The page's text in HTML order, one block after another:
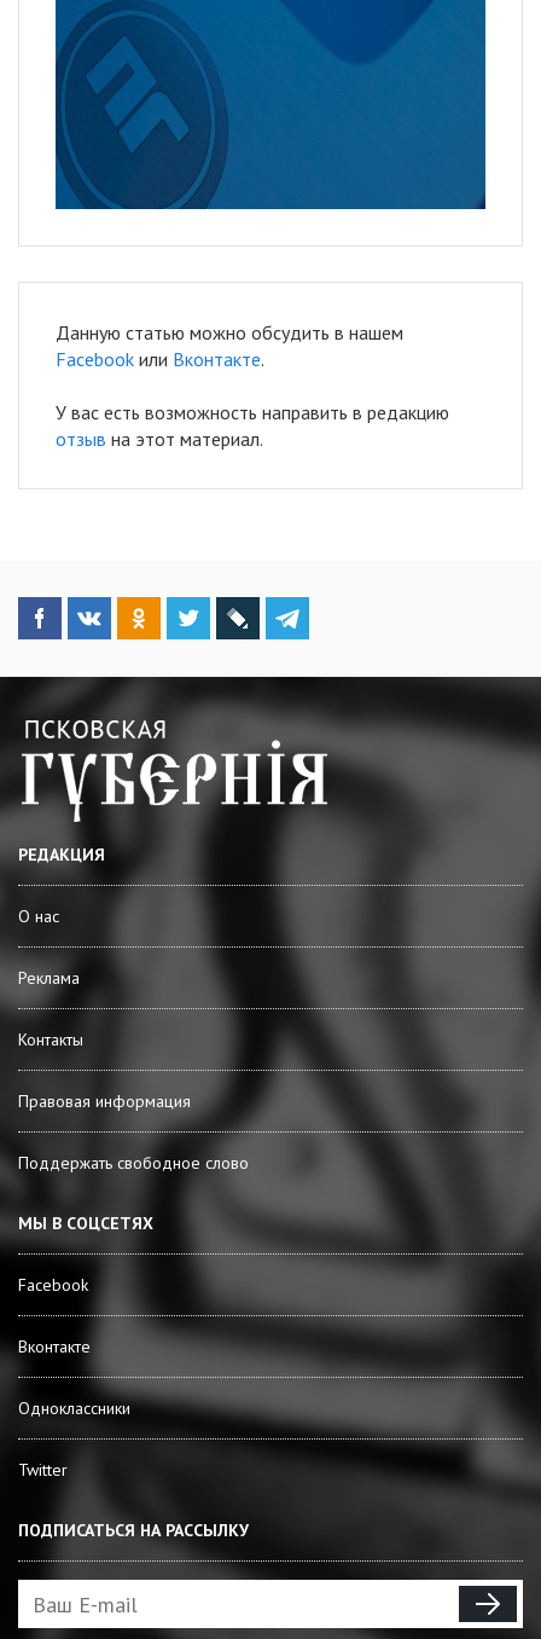
Данную статью можно обсудить в нашем
Facebook или Вконтакте.
У вас есть возможность направить в редакцию
отзыв на этот материал.
РЕДАКЦИЯ
О нас
Реклама
Контакты
Правовая информация
Поддержать свободное слово
МЫ В СОЦСЕТЯХ
Facebook
Вконтакте
Одноклассники
Twitter
ПОДПИСАТЬСЯ НА РАССЫЛКУ